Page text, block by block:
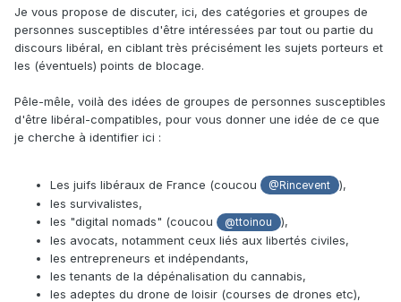
Je vous propose de discuter, ici, des catégories et groupes de
personnes susceptibles d'être intéressées par tout ou partie du
discours libéral, en ciblant très précisément les sujets porteurs et
les (éventuels) points de blocage.
Pêle-mêle, voilà des idées de groupes de personnes susceptibles
d'être libéral-compatibles, pour vous donner une idée de ce que
je cherche à identifier ici :
Les juifs libéraux de France (coucou @Rincevent
),
les survivalistes,
les "digital nomads" (coucou
@ttoinou
),
les avocats, notamment ceux liés aux libertés civiles,
les entrepreneurs et indépendants,
les tenants de la dépénalisation du cannabis,
les adeptes du drone de loisir (courses de drones etc),